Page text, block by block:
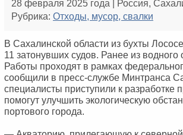
28 февраля 2025 года | Россия,
Рубрика: Отходы, мусор, свалки
В Сахалинской области из бухты
11 затонувших судов. Ранее из
Работы проходят в рамках
сообщили в пресс-службе Минтранса
специалисты приступили к разработке
помогут улучшить экологическую
портового города.